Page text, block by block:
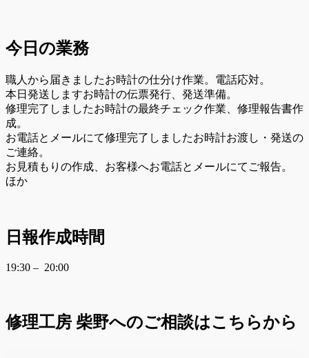
今日の業務
職人から届きましたお時計の仕分け作業。電話応対。
本日発送しますお時計の伝票発行、発送準備。
修理完了しましたお時計の最終チェック作業、修理報告書作
成。
お電話とメールにて修理完了しましたお時計お渡し・発送の
ご連絡。
お見積もりの作成、お客様へお電話とメールにてご報告。
ほか
日報作成時間
19:30 – 20:00
修理工房 柴野へのご相談はこちらから